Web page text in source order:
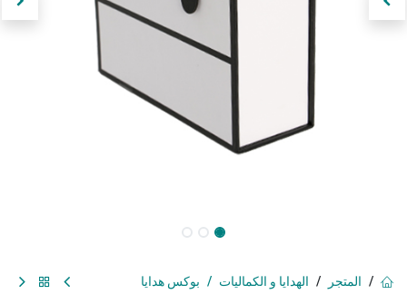
المتجر الهدايا و الكماليات بوكس هدايا